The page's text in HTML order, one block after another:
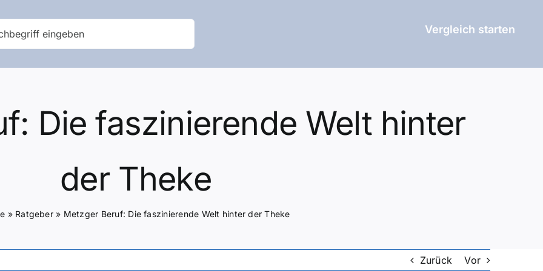
Vergleich starten
Die faszinierende Welt hinter
der Theke
» Ratgeber» Metzger Beruf: Die faszinierende Welt hinter der Theke
Zurück Vor